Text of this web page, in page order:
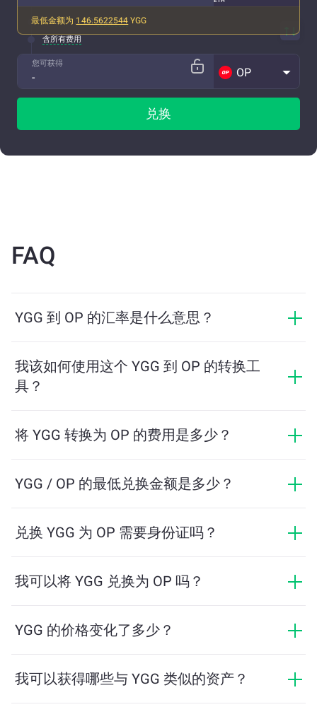
最低金额为 146.5622544 YGG
1 YGG ~ ... OP 预估汇率
含所有费用
您可获得
OP
兑换
FAQ
YGG 到 OP 的汇率是什么意思？
场行情、供需关系和流动性等因素实时波动。
我该如何使用这个 YGG 到 OP 的转换工
具？
可获得的 OP 数量。然后按照提示步骤完成交易即可。
将 YGG 转换为 OP 的费用是多少？
ChangeNOW 提供具有竞争力的费率，没有隐藏费用，
YGG / OP 的最低兑换金额是多少？
保顺利交易所需的最低金额。但在大多数情况下，最低
兑换 YGG 为 OP 需要身份证吗？
匿名。然而，如果您登录ChangeNOW Pro并完成验证，
我可以将 YGG 兑换为 OP 吗？
反之亦然。此外，ChangeNOW 还支持多链桥功能，用
YGG 的价格变化了多少？
我可以获得哪些与 YGG 类似的资产？